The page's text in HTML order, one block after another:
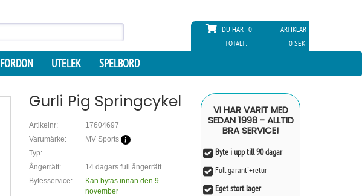
DU HAR 0
ARTIKLAR
TOTALT:
0 SEK
FORDON UTELEK SPELBORD
Gurli Pig Springcykel
Artikelnr:
17604697
Varumärke:
MV Sports
Typ:
Ångerrätt:
14 dagars full ångerrätt
Bytesservice:
Kan bytas innan den 9
november
VI HAR VARIT MED
SEDAN 1998 - ALLTID
BRA SERVICE!
Byte i upp till 90 dagar
Full garanti+retur
Eget stort lager